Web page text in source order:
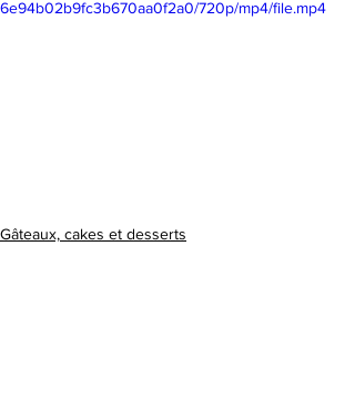
6e94b02b9fc3b670aa0f2a0/720p/mp4/file.mp4
Gâteaux, cakes et desserts